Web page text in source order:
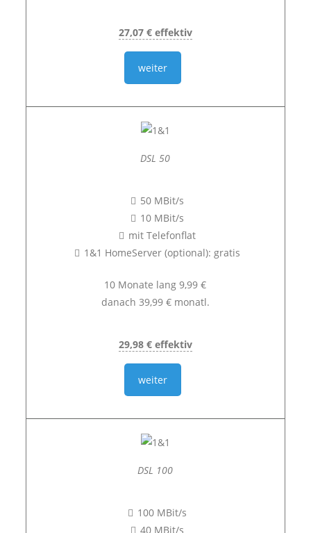
27,07 € effektiv
weiter
DSL 50
50 MBit/s
10 MBit/s
mit Telefonflat
1&1 HomeServer (optional): gratis
10 Monate lang 9,99 €
danach 39,99 € monatl.
29,98 € effektiv
weiter
DSL 100
100 MBit/s
40 MBit/s